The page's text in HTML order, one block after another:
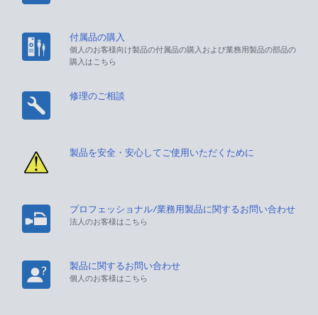
付属品の購入
個人のお客様向け製品の付属品の購入および業務用製品の部品の
購入はこちら
修理のご相談
製品を安全・安心してご使用いただくために
プロフェッショナル/業務用製品に関するお問い合わせ
法人のお客様はこちら
製品に関するお問い合わせ
個人のお客様はこちら